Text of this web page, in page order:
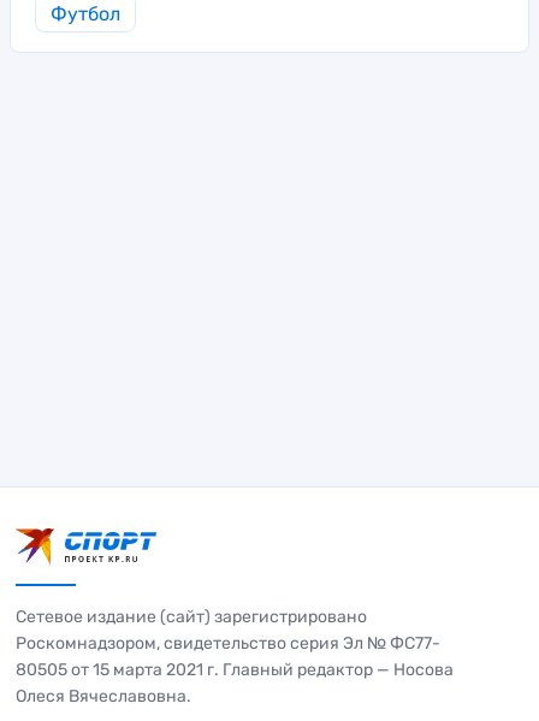
Футбол
Сетевое издание (сайт) зарегистрировано
Роскомнадзором, свидетельство серия Эл № ФС77-
80505 от 15 марта 2021 г. Главный редактор — Носова
Олеся Вячеславовна.